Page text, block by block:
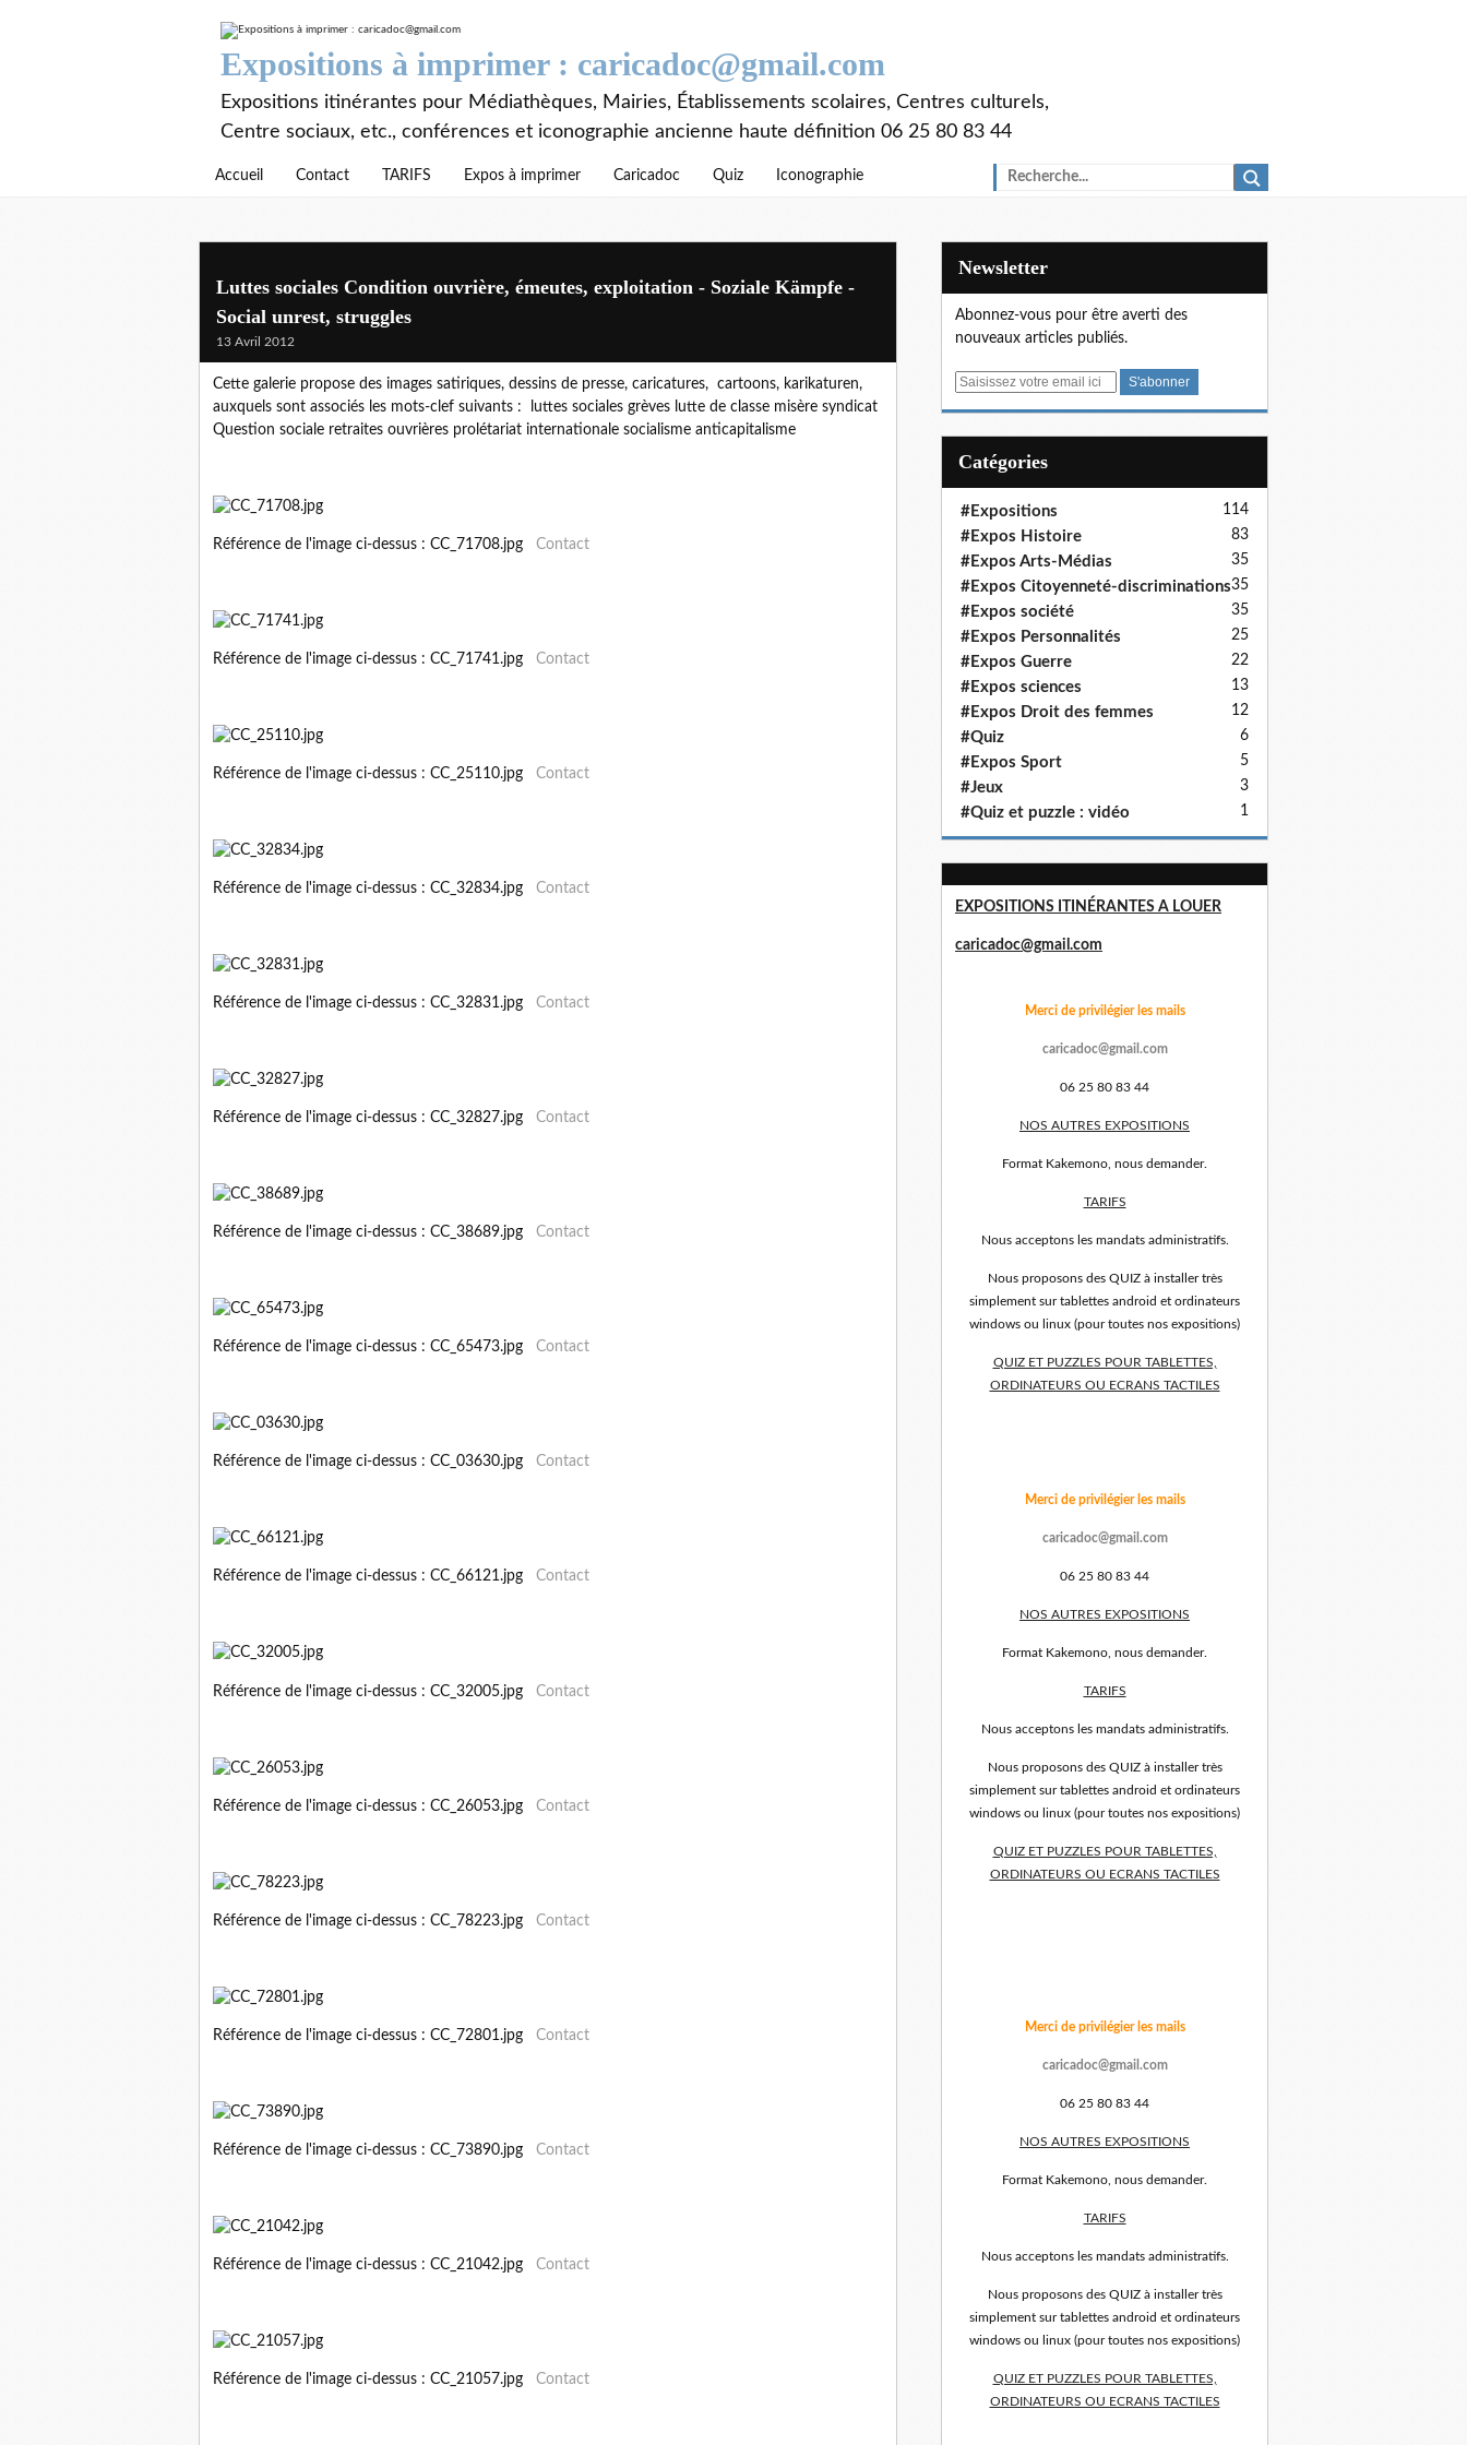
Expositions à imprimer : caricadoc@gmail.com
Expositions itinérantes pour Médiathèques, Mairies, Établissements scolaires, Centres culturels,
Centre sociaux, etc., conférences et iconographie ancienne haute définition 06 25 80 83 44
Accueil Contact TARIFS Expos à imprimer Caricadoc Quiz Iconographie
Luttes sociales Condition ouvrière, émeutes, exploitation - Soziale Kämpfe -
Social unrest, struggles
13 Avril 2012
Cette galerie propose des images satiriques, dessins de presse, caricatures, cartoons, karikaturen,
auxquels sont associés les mots-clef suivants : luttes sociales grèves lutte de classe misère syndicat
Question sociale retraites ouvrières prolétariat internationale socialisme anticapitalisme
Référence de l'image ci-dessus : CC_71708.jpg Contact
Référence de l'image ci-dessus : CC_71741.jpg Contact
Référence de l'image ci-dessus : CC_25110.jpg Contact
Référence de l'image ci-dessus : CC_32834.jpg Contact
Référence de l'image ci-dessus : CC_32831.jpg Contact
Référence de l'image ci-dessus : CC_32827.jpg Contact
Référence de l'image ci-dessus : CC_38689.jpg Contact
Référence de l'image ci-dessus : CC_65473.jpg Contact
Référence de l'image ci-dessus : CC_03630.jpg Contact
Référence de l'image ci-dessus : CC_66121.jpg Contact
Référence de l'image ci-dessus : CC_32005.jpg Contact
Référence de l'image ci-dessus : CC_26053.jpg Contact
Référence de l'image ci-dessus : CC_78223.jpg Contact
Référence de l'image ci-dessus : CC_72801.jpg Contact
Référence de l'image ci-dessus : CC_73890.jpg Contact
Référence de l'image ci-dessus : CC_21042.jpg Contact
Référence de l'image ci-dessus : CC_21057.jpg Contact
Newsletter
Abonnez-vous pour être averti des
nouveaux articles publiés.
E
Catégories
#Expositions 114
#Expos Histoire 83
#Expos Arts-Médias 35
#Expos Citoyenneté-discriminations35
#Expos société 35
#Expos Personnalités 25
#Expos Guerre 22
#Expos sciences 13
#Expos Droit des femmes 12
#Quiz 6
#Expos Sport 5
#Jeux 3
#Quiz et puzzle : vidéo 1
EXPOSITIONS ITINÉRANTES A LOUER
caricadoc@gmail.com
Merci de privilégier les mails
caricadoc@gmail.com
06 25 80 83 44
NOS AUTRES EXPOSITIONS
Format Kakemono, nous demander.
TARIFS
Nous acceptons les mandats administratifs.
Nous proposons des QUIZ à installer très
simplement sur tablettes android et ordinateurs
windows ou linux (pour toutes nos expositions)
QUIZ ET PUZZLES POUR TABLETTES,
ORDINATEURS OU ECRANS TACTILES
Merci de privilégier les mails
caricadoc@gmail.com
06 25 80 83 44
NOS AUTRES EXPOSITIONS
Format Kakemono, nous demander.
TARIFS
Nous acceptons les mandats administratifs.
Nous proposons des QUIZ à installer très
simplement sur tablettes android et ordinateurs
windows ou linux (pour toutes nos expositions)
QUIZ ET PUZZLES POUR TABLETTES,
ORDINATEURS OU ECRANS TACTILES
Merci de privilégier les mails
caricadoc@gmail.com
06 25 80 83 44
NOS AUTRES EXPOSITIONS
Format Kakemono, nous demander.
TARIFS
Nous acceptons les mandats administratifs.
Nous proposons des QUIZ à installer très
simplement sur tablettes android et ordinateurs
windows ou linux (pour toutes nos expositions)
QUIZ ET PUZZLES POUR TABLETTES,
ORDINATEURS OU ECRANS TACTILES